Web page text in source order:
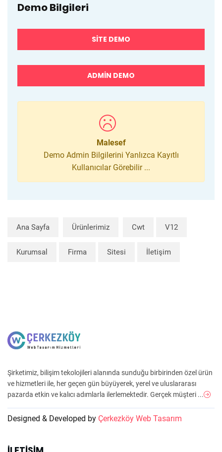
Demo Bilgileri
SITE DEMO
ADMIN DEMO
Malesef
Demo Admin Bilgilerini Yanlızca Kayıtlı
Kullanıcılar Görebilir ...
Ana Sayfa Ürünlerimiz Cwt V12
Kurumsal Firma Sitesi İletişim
Şirketimiz, bilişim tekolojileri alanında sunduğu birbirinden özel ürün
ve hizmetleri ile, her geçen gün büyüyerek, yerel ve uluslararası
pazarda etkin ve kalıcı adımlarla ilerlemektedir. Gerçek müşteri ...
Designed & Developed by Çerkezköy Web Tasarım